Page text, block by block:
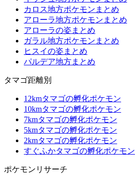
カロス地方ポケモンまとめ
アローラ地方ポケモンまとめ
アローラの姿まとめ
ガラル地方ポケモンまとめ
ヒスイの姿まとめ
パルデア地方まとめ
タマゴ距離別
12kmタマゴの孵化ポケモン
10kmタマゴの孵化ポケモン
7kmタマゴの孵化ポケモン
5kmタマゴの孵化ポケモン
2kmタマゴの孵化ポケモン
すぐふかタマゴの孵化ポケモン
ポケモンリサーチ